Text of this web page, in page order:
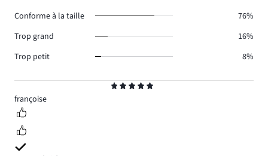
5
françoise
3.
Conforme à la taille
76%
Trop grand
16%
Trop petit
8%